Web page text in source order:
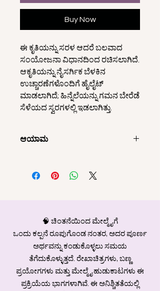
Buy Now
ಈ ಕೃತಿಯನ್ನು ಸರಳ ಆದರೆ ಬಲವಾದ
ಸಂಯೋಜನಾ ವಿಧಾನದಿಂದ ರಚಿಸಲಾಗಿದೆ.
ಆಕೃತಿಯನ್ನು ನೈಸರ್ಗಿಕ ಬೆಳಕಿನ
ಉಚ್ಚಾರಣೆಗಳೊಂದಿಗೆ ಹೈಲೈಟ್
ಮಾಡಲಾಗಿದೆ; ಹಿನ್ನೆಲೆಯನ್ನು ಗಮನ ಬೇರೆಡೆ
ಸೆಳೆಯದ ಸ್ವರಗಳಲ್ಲಿ ಇಡಲಾಗಿತ್ತು.
ಆಯಾಮ
🧠 ಚಿಂತನೆಯಿಂದ ಮೇಲ್ಮೈಗೆ
ಒಂದು ಕಲ್ಪನೆ ರೂಪುಗೊಂಡ ನಂತರ, ಅದರ ಪೂರ್ಣ
ಅರ್ಥವನ್ನು ಕಂಡುಕೊಳ್ಳಲು ಸಮಯ
ತೆಗೆದುಕೊಳ್ಳುತ್ತದೆ. ರೇಖಾಚಿತ್ರಗಳು, ಬಣ್ಣ
ಪ್ರಯೋಗಗಳು ಮತ್ತು ಮೇಲ್ಮೈ ಹುಡುಕಾಟಗಳು ಈ
ಪ್ರಕ್ರಿಯೆಯ ಭಾಗಗಳಾಗಿವೆ. ಈ ಅನಿಶ್ಚಿತತೆಯಲ್ಲಿ